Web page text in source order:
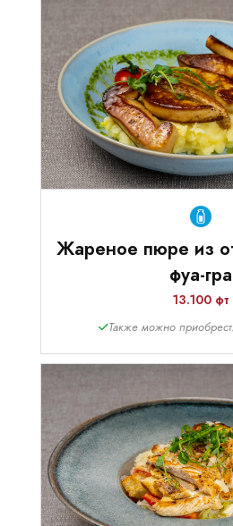
Жареное пюре из
фуа-гра
13.100 фт
Также можно